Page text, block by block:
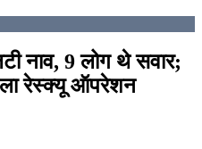
नाव, 9 लोग थे सवार;
रेस्क्यू ऑपरेशन